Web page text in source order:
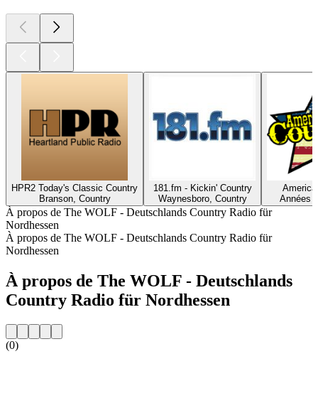
HPR2 Today's Classic Country
Branson, Country
181.fm - Kickin' Country
Waynesboro, Country
Années
À propos de The WOLF - Deutschlands Country Radio für
Nordhessen
À propos de The WOLF - Deutschlands Country Radio für
Nordhessen
À propos de The WOLF - Deutschlands
Country Radio für Nordhessen
(0)